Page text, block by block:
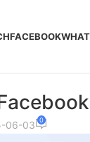
FACEBOOK
06-03 0